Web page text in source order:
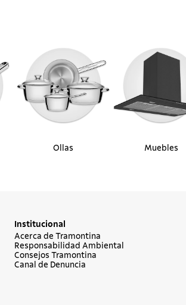
Ollas Muebles
Institucional
Acerca de Tramontina
Responsabilidad Ambiental
Consejos Tramontina
Canal de Denuncia